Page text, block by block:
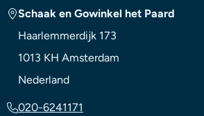
Schaak en Gowinkel het Paard
Haarlemmerdijk 173
1013 KH Amsterdam
Nederland
020-6241171